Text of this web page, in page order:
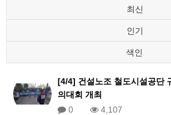
최신
인기
색인
[4/4] 건설노조 철도시설공단
의대회 개최
0
4,107